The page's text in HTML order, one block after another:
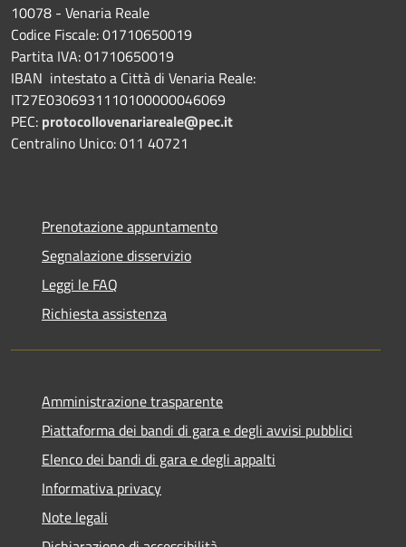
10078 - Venaria Reale
Codice Fiscale: 01710650019
Partita IVA: 01710650019
IBAN intestato a Città di Venaria Reale:
IT27E0306931110100000046069
PEC: protocollovenariareale@pec.it
Centralino Unico: 011 40721
Prenotazione appuntamento
Segnalazione disservizio
Leggi le FAQ
Richiesta assistenza
Amministrazione trasparente
Piattaforma dei bandi di gara e degli avvisi pubblici
Elenco dei bandi di gara e degli appalti
Informativa privacy
Note legali